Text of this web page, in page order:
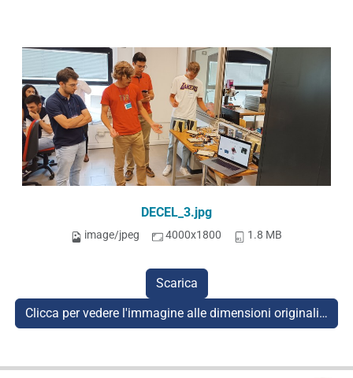
DECEL_3.jpg
image/jpeg 4000x1800 1.8 MB
Scarica
Clicca per vedere l'immagine alle dimensioni originali…